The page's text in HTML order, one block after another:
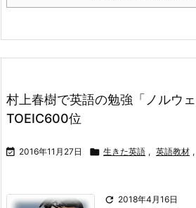
村上春樹で英語の勉強「ノルウ
TOEIC600位
 2016年11月27日  生きた英語 , 英語教材 ,
 2018年4月16日